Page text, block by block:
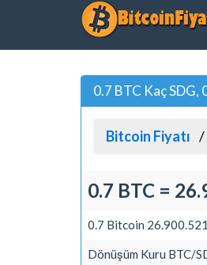
0.7 BTC Kaç SDG,
Bitcoin Fiyatı
0.7 BTC =
0.7 Bitcoin
Dönüşüm Kuru BTC/